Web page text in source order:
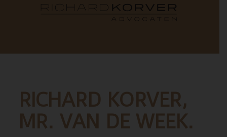
RICHARD KORVER,
MR. VAN DE WEEK.